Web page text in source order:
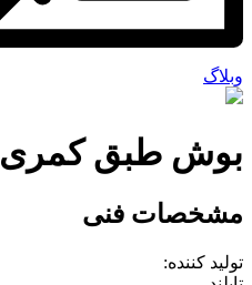
وبلاگ
بوش طبق کمری 2007
مشخصات فنی
تولید کننده: